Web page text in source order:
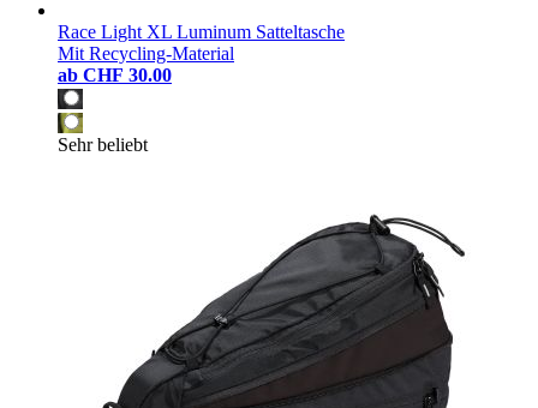
Race Light XL Luminum Satteltasche
Mit Recycling-Material
ab CHF 30.00
Sehr beliebt